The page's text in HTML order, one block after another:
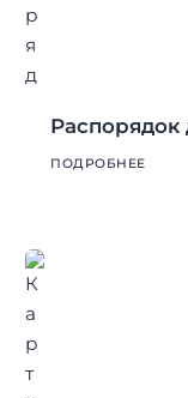
Распорядок
ПОДРОБНЕЕ